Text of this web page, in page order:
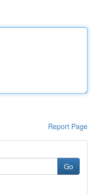
Report Page
Go